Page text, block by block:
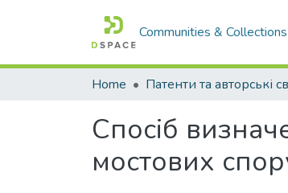
Communities & Collections
Home
Спосіб
мостових